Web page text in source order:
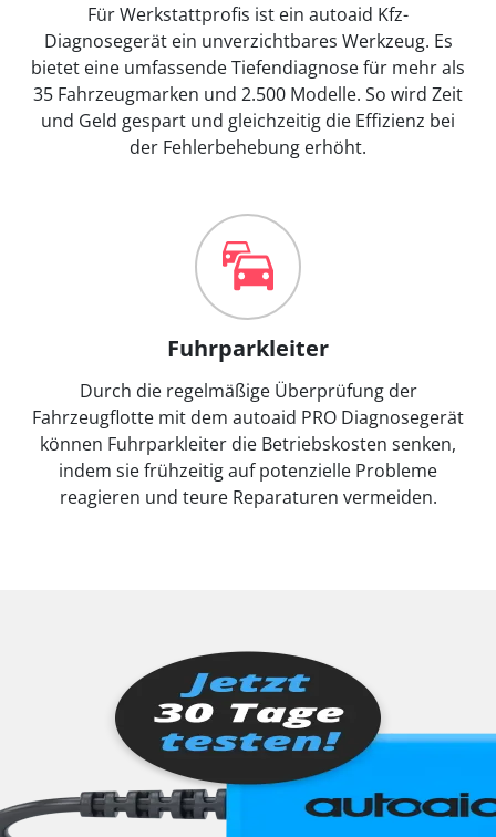
Für Werkstattprofis ist ein autoaid Kfz-
Diagnosegerät ein unverzichtbares Werkzeug. Es
bietet eine umfassende Tiefendiagnose für mehr als
35 Fahrzeugmarken und 2.500 Modelle. So wird Zeit
und Geld gespart und gleichzeitig die Effizienz bei
der Fehlerbehebung erhöht.
Fuhrparkleiter
Durch die regelmäßige Überprüfung der
Fahrzeugflotte mit dem autoaid PRO Diagnosegerät
können Fuhrparkleiter die Betriebskosten senken,
indem sie frühzeitig auf potenzielle Probleme
reagieren und teure Reparaturen vermeiden.